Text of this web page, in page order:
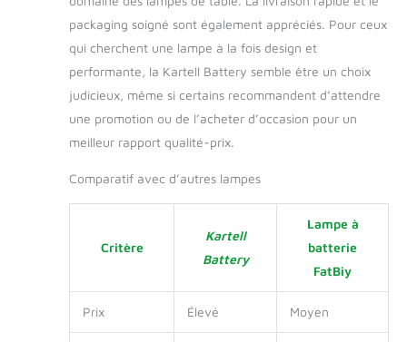
packaging soigné sont également appréciés. Pour ceux
qui cherchent une lampe à la fois design et
performante, la Kartell Battery semble être un choix
judicieux, même si certains recommandent d’attendre
une promotion ou de l’acheter d’occasion pour un
meilleur rapport qualité-prix.
Comparatif avec d’autres lampes
Critère
Kartell
Battery
Lampe à
batterie
FatBiy
Prix Élevé Moyen